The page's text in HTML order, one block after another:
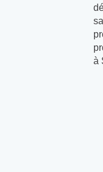
sa
à